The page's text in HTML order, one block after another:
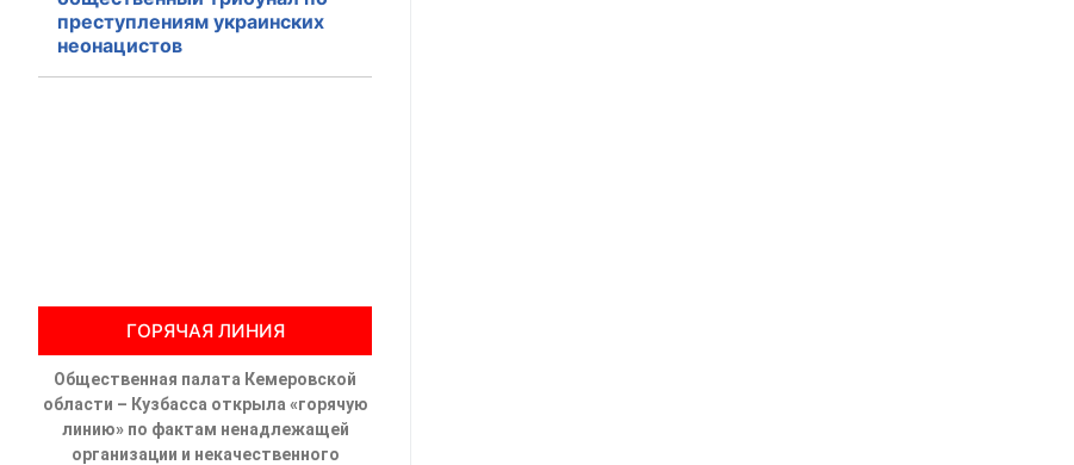
преступлениям украинских
неонацистов
ГОРЯЧАЯ ЛИНИЯ
Общественная палата Кемеровской
области – Кузбасса открыла «горячую
линию» по фактам ненадлежащей
организации и некачественного